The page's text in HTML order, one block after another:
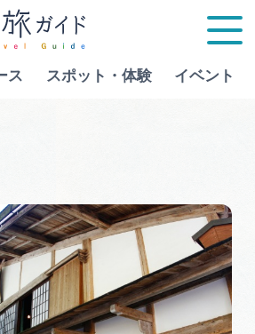
ス スポット・体験 イベント
験